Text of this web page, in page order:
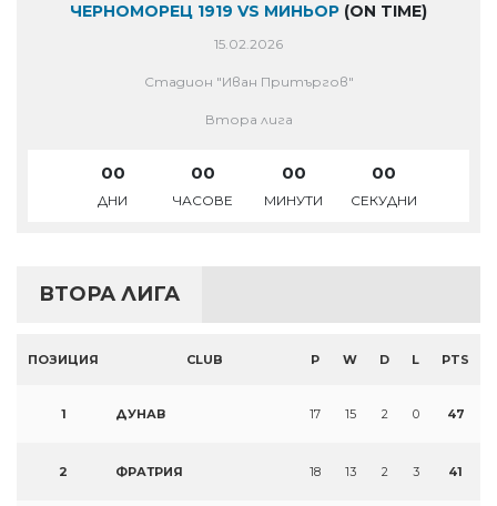
ЧЕРНОМОРЕЦ 1919 VS МИНЬОР (ON TIME)
15.02.2026
Стадион "Иван Притъргов"
Втора лига
00
ДНИ
00
ЧАСОВЕ
00
МИНУТИ
00
СЕКУДНИ
ВТОРА ЛИГА
ПОЗИЦИЯ CLUB P W D L PTS
1 ДУНАВ 17 15 2 0 47
2 ФРАТРИЯ 18 13 2 3 41